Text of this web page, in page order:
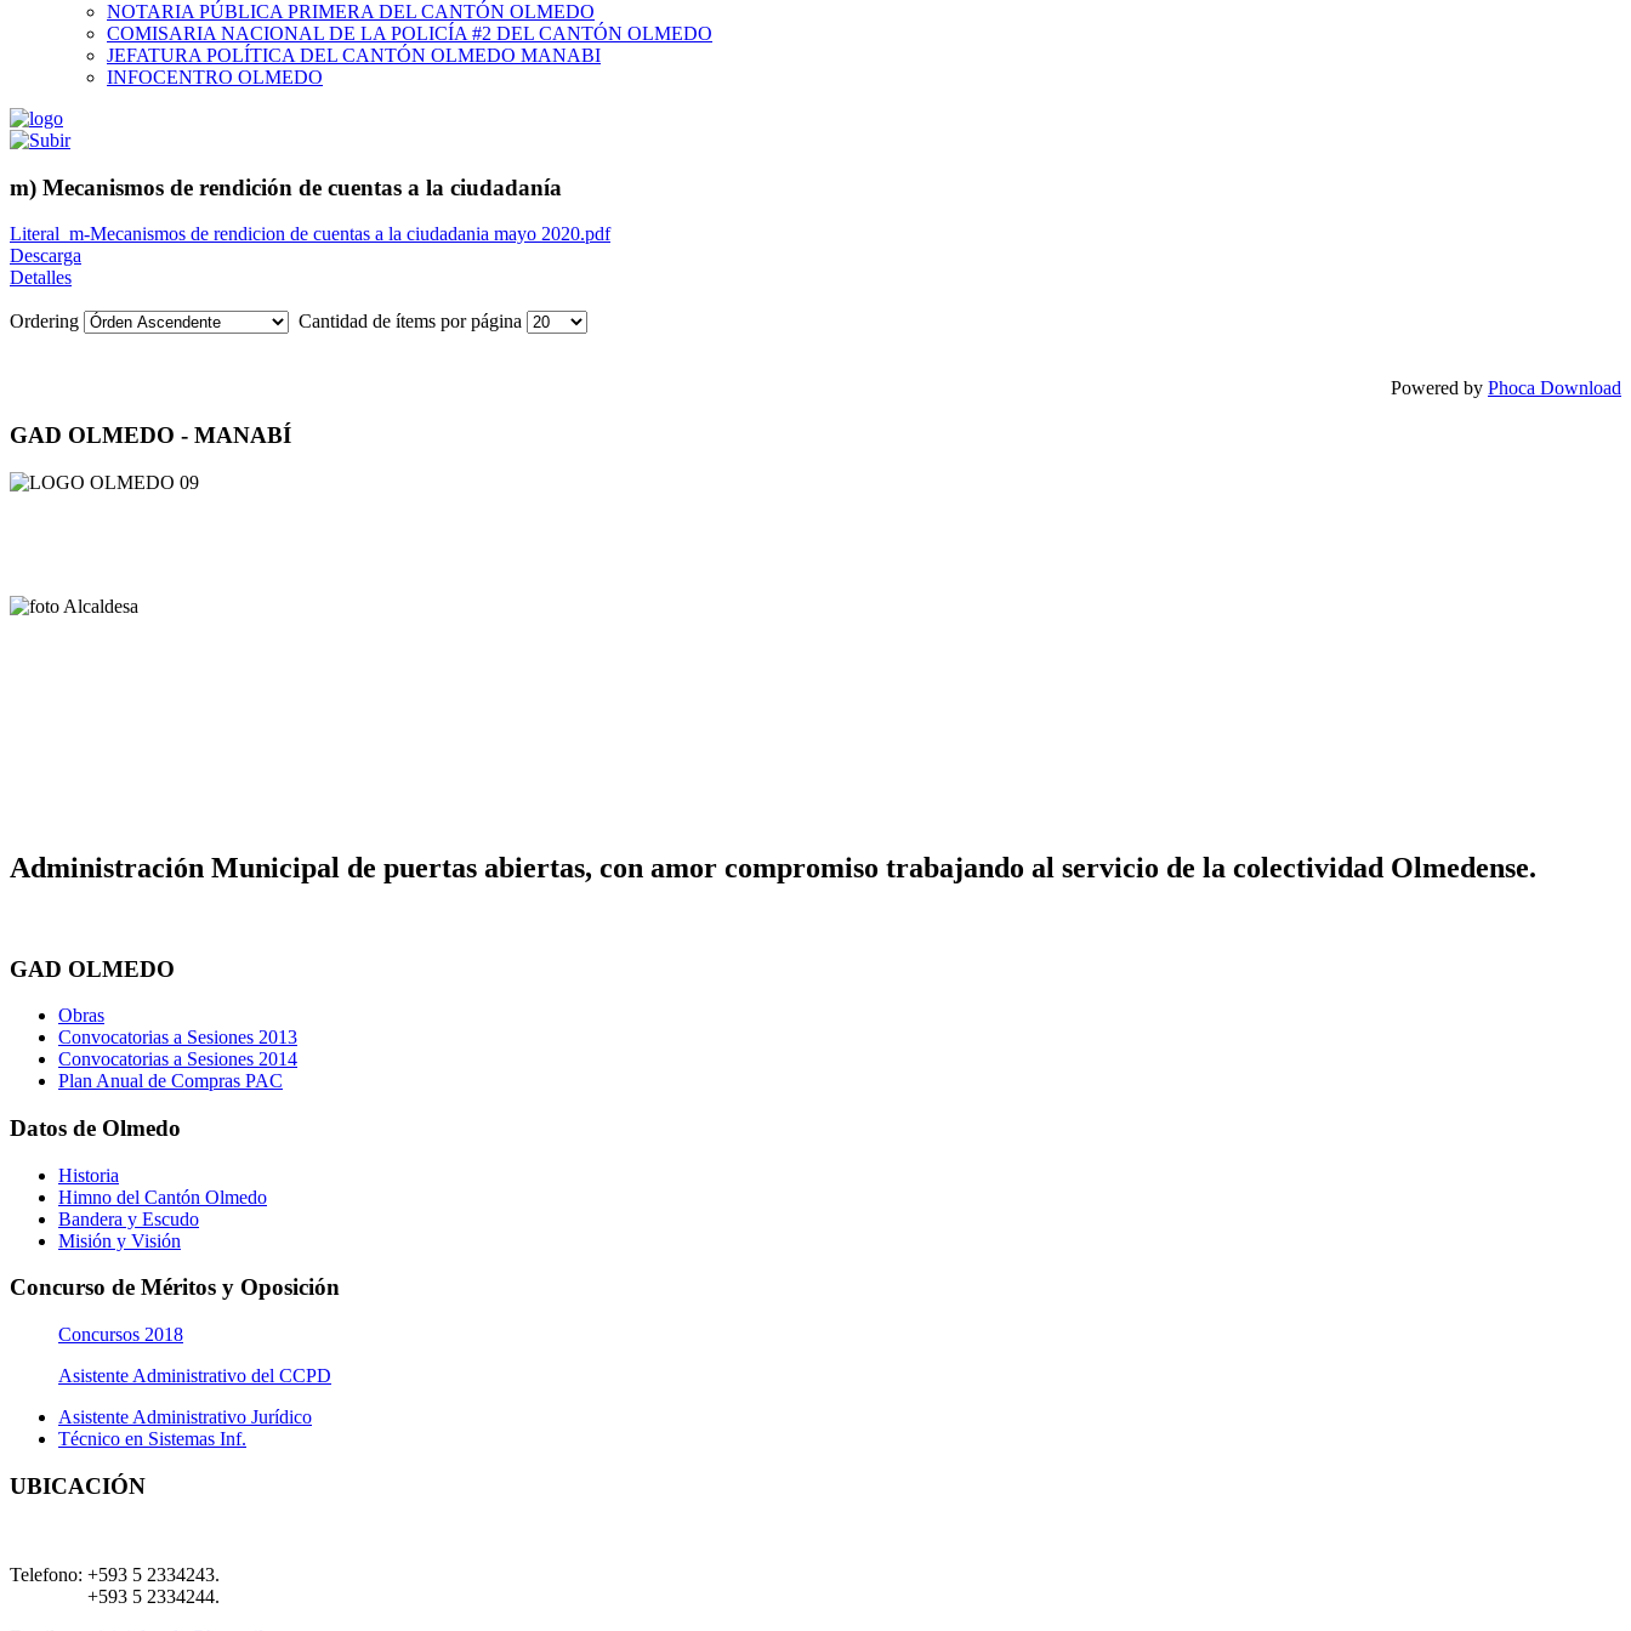
NOTARIA PÚBLICA PRIMERA DEL CANTÓN OLMEDO
COMISARIA NACIONAL DE LA POLICÍA #2 DEL CANTÓN OLMEDO
JEFATURA POLÍTICA DEL CANTÓN OLMEDO MANABI
INFOCENTRO OLMEDO
m) Mecanismos de rendición de cuentas a la ciudadanía
Literal_m-Mecanismos de rendicion de cuentas a la ciudadania mayo 2020.pdf
Descarga
Detalles
Ordering Cantidad de ítems por página
Powered by Phoca Download
GAD OLMEDO - MANABÍ
Administración Municipal de puertas abiertas, con amor compromiso trabajando al servicio de la colectividad Olmedense.
GAD OLMEDO
Obras
Convocatorias a Sesiones 2013
Convocatorias a Sesiones 2014
Plan Anual de Compras PAC
Datos de Olmedo
Historia
Himno del Cantón Olmedo
Bandera y Escudo
Misión y Visión
Concurso de Méritos y Oposición
Concursos 2018
Asistente Administrativo del CCPD
Asistente Administrativo Jurídico
Técnico en Sistemas Inf.
UBICACIÓN
Telefono: +593 5 2334243.
+593 5 2334244.